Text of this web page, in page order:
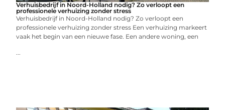
Verhuisbedrijf in Noord-Holland nodig? Zo verloopt een
professionele verhuizing zonder stress
Verhuisbedrijf in Noord-Holland nodig? Zo verloopt een
professionele verhuizing zonder stress Een verhuizing markeert
vaak het begin van een nieuwe fase. Een andere woning, een
...